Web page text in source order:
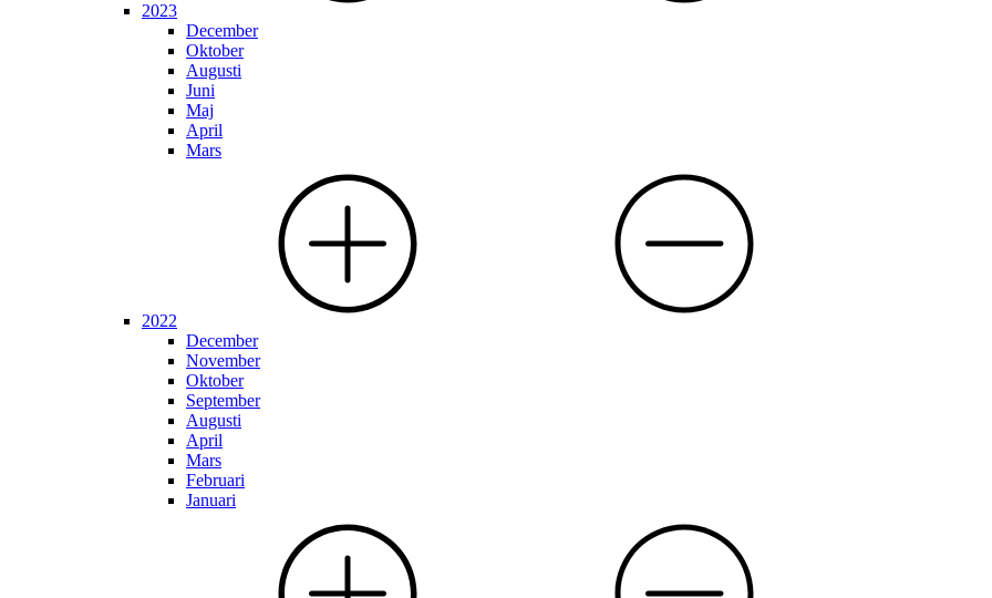
2023
December
Oktober
Augusti
Juni
Maj
April
Mars
2022
December
November
Oktober
September
Augusti
April
Mars
Februari
Januari